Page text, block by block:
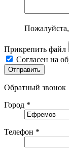
Прикрепить файл
Согласен на
Обратный звонок
Город *
Телефон *